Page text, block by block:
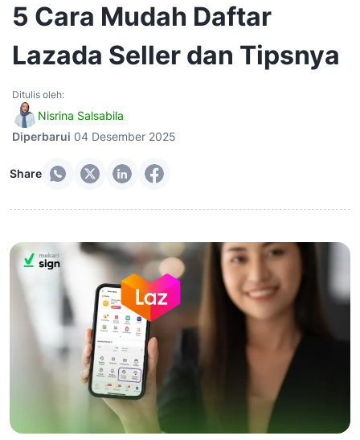
5 Cara Mudah Daftar
Lazada Seller dan Tipsnya
Ditulis oleh:
Nisrina Salsabila
Diperbarui 04 Desember 2025
Share